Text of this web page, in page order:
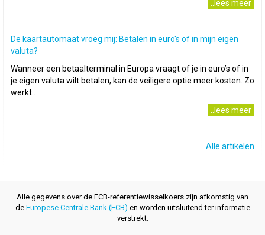
..lees meer
De kaartautomaat vroeg mij: Betalen in euro's of in mijn eigen
valuta?
Wanneer een betaalterminal in Europa vraagt of je in euro’s of in
je eigen valuta wilt betalen, kan de veiligere optie meer kosten. Zo
werkt..
..lees meer
Alle artikelen
Alle gegevens over de ECB-referentiewisselkoers zijn afkomstig van
de Europese Centrale Bank (ECB) en worden uitsluitend ter informatie
verstrekt.